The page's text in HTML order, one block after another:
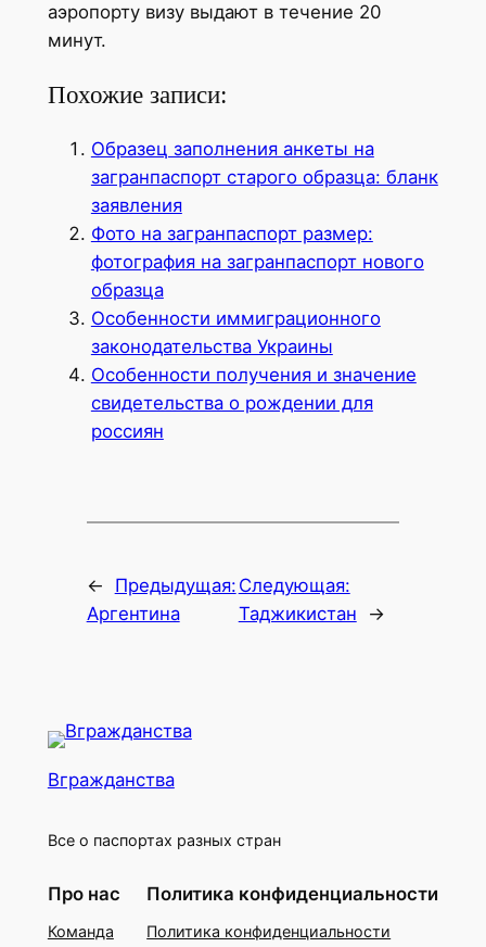
аэропорту визу выдают в течение 20
минут.
Похожие записи:
Образец заполнения анкеты на
загранпаспорт старого образца: бланк
заявления
Фото на загранпаспорт размер:
фотография на загранпаспорт нового
образца
Особенности иммиграционного
законодательства Украины
Особенности получения и значение
свидетельства о рождении для
россиян
←
Предыдущая:
Аргентина
Следующая:
Таджикистан
→
Вгражданства
Все о паспортах разных стран
Про нас
Команда
Политика конфиденциальности
Политика конфиденциальности